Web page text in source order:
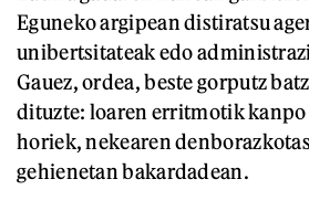
Eguneko argipean distiratsu
unibertsitateak edo
Gauez, ordea, beste gorputz
dituzte: loaren erritmotik kanpo
horiek, nekearen
gehienetan bakardadean.